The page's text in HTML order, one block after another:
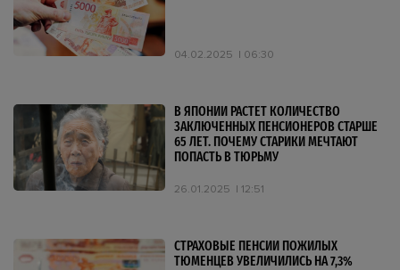
04.02.2025 06:30
В ЯПОНИИ РАСТЕТ КОЛИЧЕСТВО
ЗАКЛЮЧЕННЫХ ПЕНСИОНЕРОВ СТАРШЕ
65 ЛЕТ. ПОЧЕМУ СТАРИКИ МЕЧТАЮТ
ПОПАСТЬ В ТЮРЬМУ
26.01.2025 12:51
СТРАХОВЫЕ ПЕНСИИ ПОЖИЛЫХ
ТЮМЕНЦЕВ УВЕЛИЧИЛИСЬ НА 7,3%